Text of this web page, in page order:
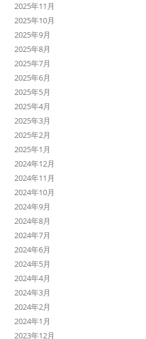
2025年11月
2025年10月
2025年9月
2025年8月
2025年7月
2025年6月
2025年5月
2025年4月
2025年3月
2025年2月
2025年1月
2024年12月
2024年11月
2024年10月
2024年9月
2024年8月
2024年7月
2024年6月
2024年5月
2024年4月
2024年3月
2024年2月
2024年1月
2023年12月